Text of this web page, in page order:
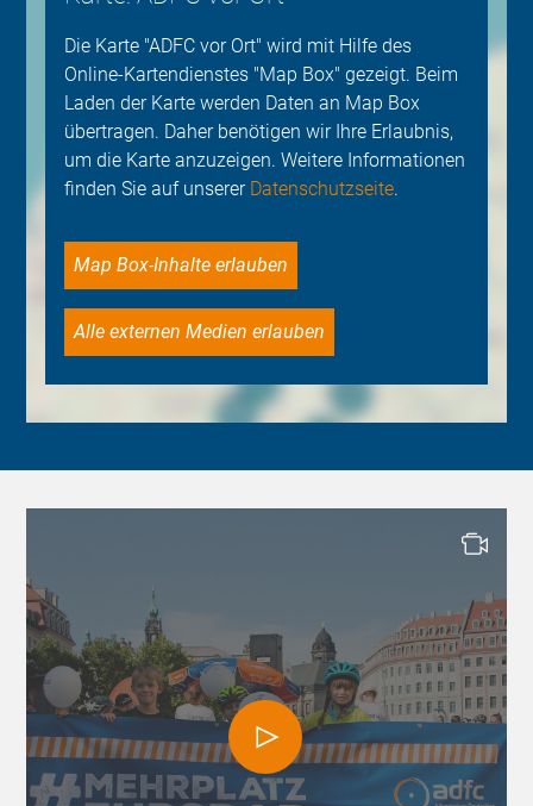
Die Karte "ADFC vor Ort" wird mit Hilfe des
Online-Kartendienstes "Map Box" gezeigt. Beim
Laden der Karte werden Daten an Map Box
übertragen. Daher benötigen wir Ihre Erlaubnis,
um die Karte anzuzeigen. Weitere Informationen
finden Sie auf unserer Datenschutzseite.
Map Box-Inhalte erlauben
Alle externen Medien erlauben